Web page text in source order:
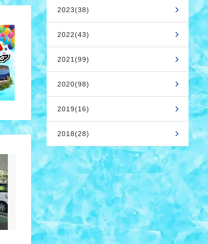
2023(38)
2022(43)
2021(99)
2020(98)
2019(16)
2018(28)